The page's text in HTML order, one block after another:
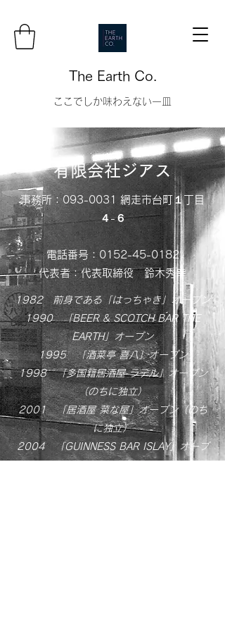
The Earth Co.
ここでしか味わえない一皿
有限会社ジアス
事務所：093-0031 網走市台町１丁目
４-６
電話番号：0152-45-0182
代表者：代表取締役 鈴木秀幸
1982 前身である「はっちゃき」オープン
1990 「BEER & SCOTCH BAR THE
EARTH」オープン
1995 「酒菜亭 喜八」オープン
1998 「多国籍居酒屋 ラテル」オープン
（のちに独立）
2001 「居酒屋 菜な屋」オープン（のち
に独立）
2004 「GUINNESS BAR ISLAY」オープ